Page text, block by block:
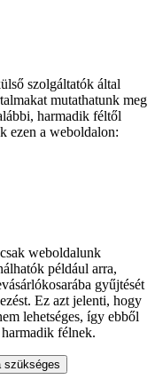
szolgáltatók által
mutathatunk meg
harmadik féltől
ezen a weboldalon:
weboldalunk
például arra,
gyűjtését
Ez azt jelenti, hogy
lehetséges, így ebből
félnek.
szükséges